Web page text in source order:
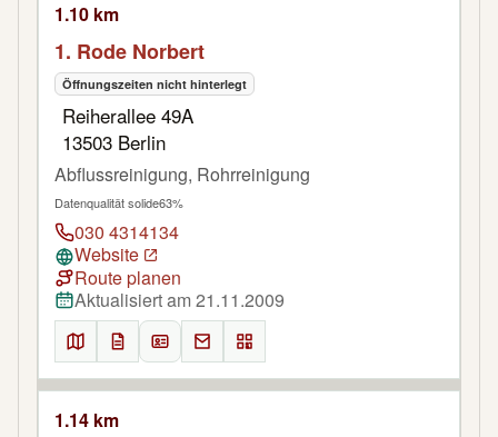
1.10 km
1. Rode Norbert
Öffnungszeiten nicht hinterlegt
Reiherallee 49A
13503 Berlin
Abflussreinigung, Rohrreinigung
Datenqualität solide63%
030 4314134
Website
Route planen
Aktualisiert am 21.11.2009
1.14 km